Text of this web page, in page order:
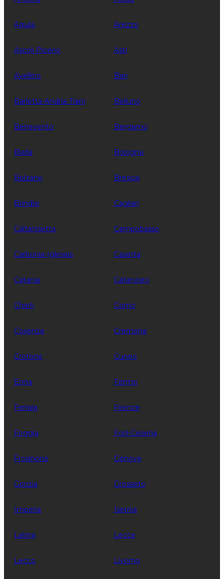
Aquila Arezzo
Ascoli Piceno Asti
Avellino Bari
Barletta-Andria-Trani Belluno
Benevento Bergamo
Biella Bologna
Bolzano Brescia
Brindisi Cagliari
Caltanisetta Campobasso
Carbonia-Iglesias Caserta
Catania Catanzaro
Chieti Como
Cosenza Cremona
Crotone Cuneo
Enna Fermo
Ferrara Firenze
Foggia Forli-Cesena
Frosinone Genova
Gorizia Grosseto
Imperia Isernia
Latina Lecce
Lecco Livorno